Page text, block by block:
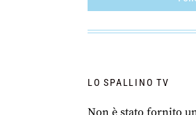
LO SPALLINO TV